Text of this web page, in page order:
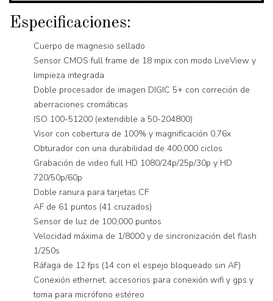
Especificaciones:
Cuerpo de magnesio sellado
Sensor CMOS full frame de 18 mpix con modo LiveView y
limpieza integrada
Doble procesador de imagen DIGIC 5+ con correción de
aberraciones cromáticas
ISO 100-51200 (extendible a 50-204800)
Visor con cobertura de 100% y magnificación 0,76x
Obturador con una durabilidad de 400,000 ciclos
Grabación de video full HD 1080/24p/25p/30p y HD
720/50p/60p
Doble ranura para tarjetas CF
AF de 61 puntos (41 cruzados)
Sensor de luz de 100,000 puntos
Velocidad máxima de 1/8000 y de sincronización del flash
1/250s
Ráfaga de 12 fps (14 con el espejo bloqueado sin AF)
Conexión ethernet, accesorios para conexión wifi y gps y
toma para micrófono estéreo